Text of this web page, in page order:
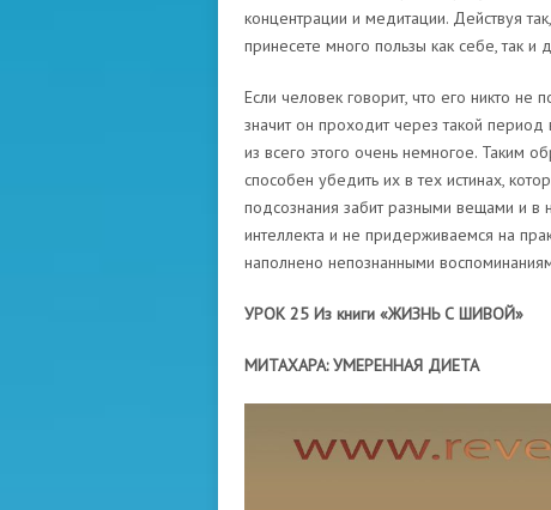
концентрации и медитации. Действуя
принесете много пользы как себе, так и
Если человек говорит, что его никто не
значит он проходит через такой
из всего этого очень немногое. Таким
способен убедить их в тех истинах,
подсознания забит разными вещами и
интеллекта и не придерживаемся на
наполнено непознанными
УРОК 25 Из книги «ЖИЗНЬ С ШИВОЙ»
МИТАХАРА: УМЕРЕННАЯ ДИЕТА